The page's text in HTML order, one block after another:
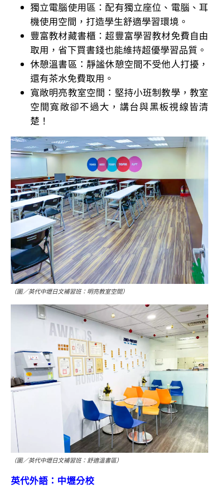
獨立電腦使用區：配有獨立座位、電腦、耳
機使用空間，打造學生舒適學習環境。
豐富教材藏書櫃： 超豐富學習教材免費自由
取用，省下買書錢也能維持超優學習品質。
休憩溫書區： 靜謐休憩空間不受他人打擾，
還有茶水免費取用。
寬敞明亮教室空間： 堅持小班制教學，教室
空間寬敞卻不過大，講台與黑板視線皆清
楚！
（圖／英代中壢日文補習班：明亮教室空間）
（圖／英代中壢日文補習班：舒適溫書區）
英代外語：中壢分校